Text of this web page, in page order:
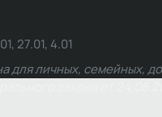
27.01, 4.01
для личных, семейных,